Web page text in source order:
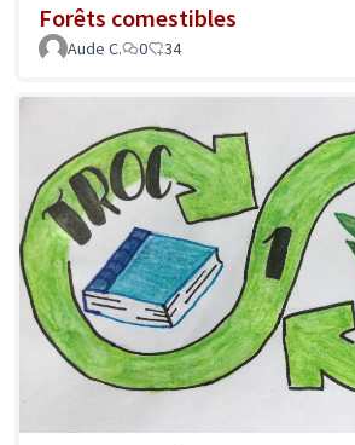
Forêts comestibles
Aude C.
0 34